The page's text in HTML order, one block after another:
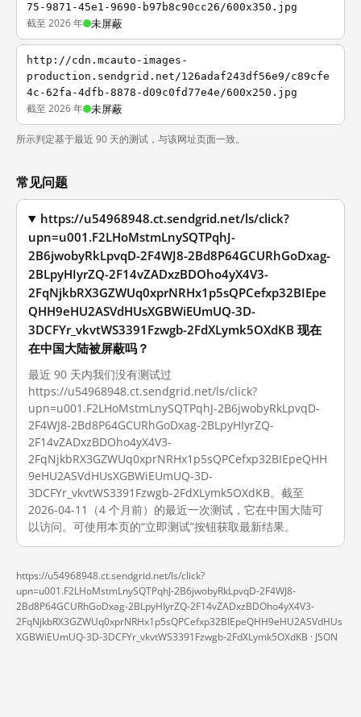
75-9871-45e1-9690-b97b8c90cc26/600x350.jpg
截至 2026 年 未屏蔽
http://cdn.mcauto-images-
production.sendgrid.net/126adaf243df56e9/c89cfe
4c-62fa-4dfb-8878-d09c0fd77e4e/600x250.jpg
截至 2026 年 未屏蔽
所示判定基于最近 90 天的测试，与该网址页面一致。
常见问题
https://u54968948.ct.sendgrid.net/ls/click?
upn=u001.F2LHoMstmLnySQTPqhJ-
2B6jwobyRkLpvqD-2F4WJ8-2Bd8P64GCURhGoDxag-
2BLpyHIyrZQ-2F14vZADxzBDOho4yX4V3-
2FqNjkbRX3GZWUq0xprNRHx1p5sQPCefxp32BIEpe
QHH9eHU2ASVdHUsXGBWiEUmUQ-3D-
3DCFYr_vkvtWS3391Fzwgb-2FdXLymk5OXdKB 现在
在中国大陆被屏蔽吗？
最近 90 天内我们没有测试过
https://u54968948.ct.sendgrid.net/ls/click?
upn=u001.F2LHoMstmLnySQTPqhJ-2B6jwobyRkLpvqD-
2F4WJ8-2Bd8P64GCURhGoDxag-2BLpyHIyrZQ-
2F14vZADxzBDOho4yX4V3-
2FqNjkbRX3GZWUq0xprNRHx1p5sQPCefxp32BIEpeQHH
9eHU2ASVdHUsXGBWiEUmUQ-3D-
3DCFYr_vkvtWS3391Fzwgb-2FdXLymk5OXdKB。截至
2026-04-11（4 个月前）的最近一次测试，它在中国大陆可
以访问。可使用本页的“立即测试”按钮获取最新结果。
https://u54968948.ct.sendgrid.net/ls/click?
upn=u001.F2LHoMstmLnySQTPqhJ-2B6jwobyRkLpvqD-2F4WJ8-
2Bd8P64GCURhGoDxag-2BLpyHIyrZQ-2F14vZADxzBDOho4yX4V3-
2FqNjkbRX3GZWUq0xprNRHx1p5sQPCefxp32BIEpeQHH9eHU2ASVdHUs
XGBWiEUmUQ-3D-3DCFYr_vkvtWS3391Fzwgb-2FdXLymk5OXdKB · JSON